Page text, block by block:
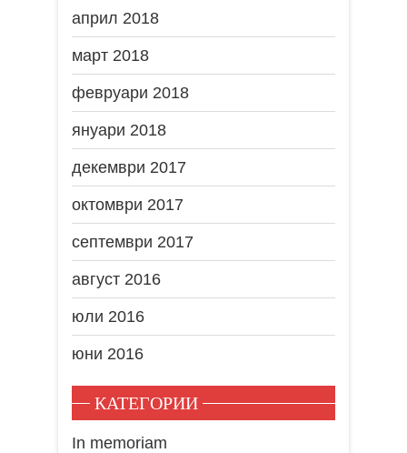
април 2018
март 2018
февруари 2018
януари 2018
декември 2017
октомври 2017
септември 2017
август 2016
юли 2016
юни 2016
КАТЕГОРИИ
In memoriam